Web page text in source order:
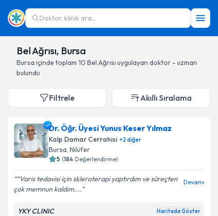
Doktor, klinik ara...
Bel Ağrısı, Bursa
Bursa içinde toplam 10 Bel Ağrısı uygulayan doktor - uzman
bulundu
Filtrele Akıllı Sıralama
Dr. Öğr. Üyesi Yunus Keser Yılmaz
Kalp Damar Cerrahisi +2 diğer
Bursa, Nilüfer
5 (184 Değerlendirme)
“Varis tedavisi için skleroterapi yaptırdım ve süreçten
çok memnun kaldım....
Devamı
YKY CLINIC Haritada Göster